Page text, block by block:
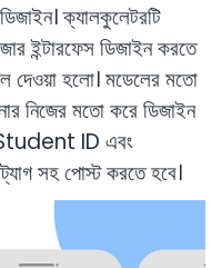
ক্যালকুলেটরটি
ইন্টারফেস ডিজাইন করতে
দেওয়া হলো। মডেলের মতো
নিজের মতো করে ডিজাইন
Student ID এবং
সহ পোস্ট করতে হবে।